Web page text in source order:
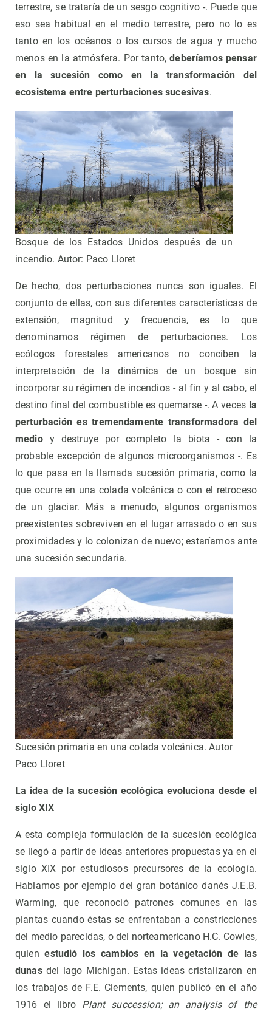
terrestre, se trataría de un sesgo cognitivo -. Puede que
eso sea habitual en el medio terrestre, pero no lo es
tanto en los océanos o los cursos de agua y mucho
menos en la atmósfera. Por tanto,deberíamos pensar
en la sucesión como en la transformación del
ecosistema entre perturbaciones sucesivas.
Bosque de los Estados Unidos después de un
incendio. Autor: Paco Lloret
De hecho, dos perturbaciones nunca son iguales. El
conjunto de ellas, con sus diferentes características de
extensión, magnitud y frecuencia, es lo que
denominamos régimen de perturbaciones. Los
ecólogos forestales americanos no conciben la
interpretación de la dinámica de un bosque sin
incorporar su régimen de incendios - al fin y al cabo, el
destino final del combustible es quemarse -. A veces la
perturbación es tremendamente transformadora del
medioy destruye por completo la biota - con la
probable excepción de algunos microorganismos -. Es
lo que pasa en la llamada sucesión primaria, como la
que ocurre en una colada volcánica o con el retroceso
de un glaciar. Más a menudo, algunos organismos
preexistentes sobreviven en el lugar arrasado o en sus
proximidades y lo colonizan de nuevo; estaríamos ante
una sucesión secundaria.
Sucesión primaria en una colada volcánica. Autor
Paco Lloret
La idea de la sucesión ecológica evoluciona desde el
siglo XIX
A esta compleja formulación de la sucesión ecológica
se llegó a partir de ideas anteriores propuestas ya en el
siglo XIX por estudiosos precursores de la ecología.
Hablamos por ejemplo del gran botánico danés J.E.B.
Warming, que reconoció patrones comunes en las
plantas cuando éstas se enfrentaban a constricciones
del medio parecidas, o del norteamericano H.C. Cowles,
quienestudió los cambios en la vegetación de las
dunasdel lago Michigan. Estas ideas cristalizaron en
los trabajos de F.E. Clements, quien publicó en el año
1916 el libro Plant succession; an analysis of the